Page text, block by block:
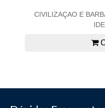
CIVILIZAÇAO E